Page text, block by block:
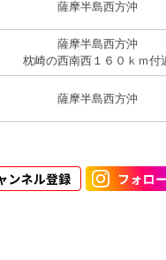
薩摩半島西方沖
薩摩半島西方沖
枕崎の西南西１６０ｋｍ付
薩摩半島西方沖